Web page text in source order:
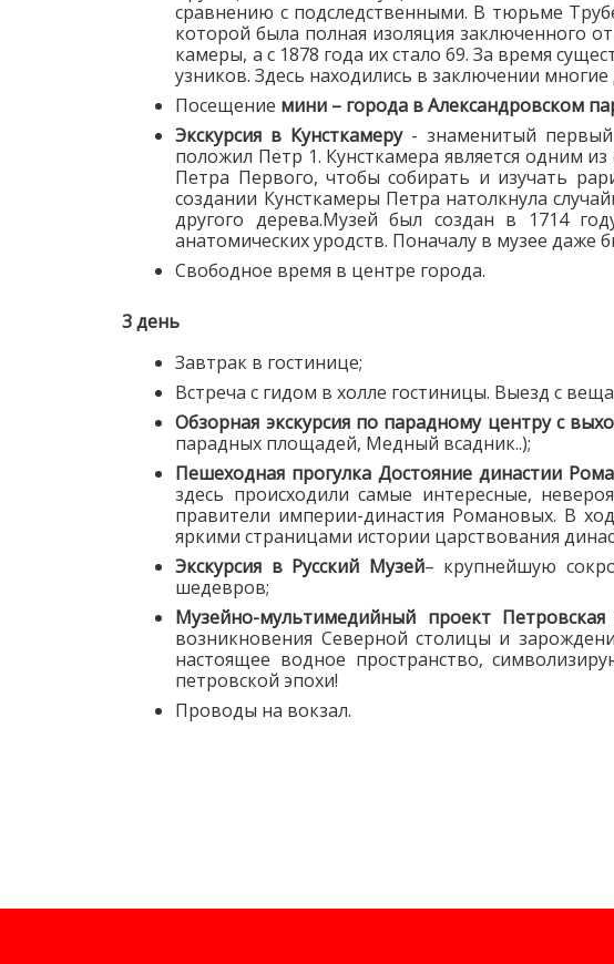
сравнению с подследственными. В тюрьме
которой была полная изоляция заключенного
камеры, а с 1878 года их стало 69. За время
узников. Здесь находились в заключении
Посещение мини – города в Александровском
Экскурсия в Кунсткамеру- знаменитый первый
положил Петр 1. Кунсткамера является одним
Петра Первого, чтобы собирать и изучать
создании Кунсткамеры Петра натолкнула
другого дерева.Музей был создан в 1714
анатомических уродств. Поначалу в музее
Свободное время в центре города.
3 день
Завтрак в гостинице;
Встреча с гидом в холле гостиницы. Выезд с
Обзорная экскурсия по парадному центру с
парадных площадей, Медный всадник..);
Пешеходная прогулка Достояние династии
здесь происходили самые интересные,
правители империи-династия Романовых. В
яркими страницами истории царствования
Экскурсия в Русский Музей– крупнейшую
шедевров;
Музейно-мультимедийный проект Петровская
возникновения Северной столицы и
настоящее водное пространство,
петровской эпохи!
Проводы на вокзал.